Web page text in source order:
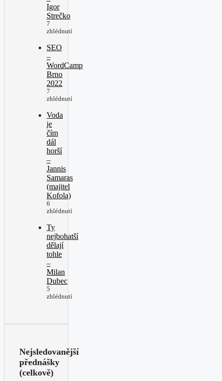
Igor
Strečko
7
zhlédnutí
SEO
–
WordCamp
Brno
2022
7
zhlédnutí
Voda
je
čím
dál
horší
–
Jannis
Samaras
(majitel
Kofola)
6
zhlédnutí
Ty
nejbohatší
dělají
tohle
–
Milan
Dubec
5
zhlédnutí
Nejsledovanější
přednášky
(celkově)